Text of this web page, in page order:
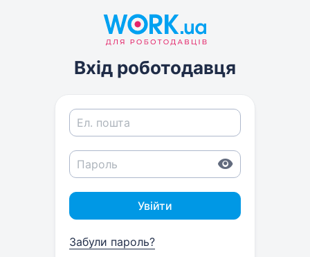
Вхід роботодавця
Увійти
Забули пароль?